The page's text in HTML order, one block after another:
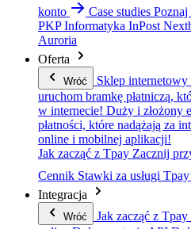
konto
Case studies Poznaj
PKP Informatyka InPost
Auroria
Oferta
Wróć Sklep internetowy
uruchom bramkę płatniczą,
w internecie! Duży i złożony
płatności, które nadążają za
online i mobilnej aplikacji!
Jak zacząć z Tpay Zacznij
Cennik Stawki za usługi Tpay
Integracja
Wróć Jak zacząć z Tpay